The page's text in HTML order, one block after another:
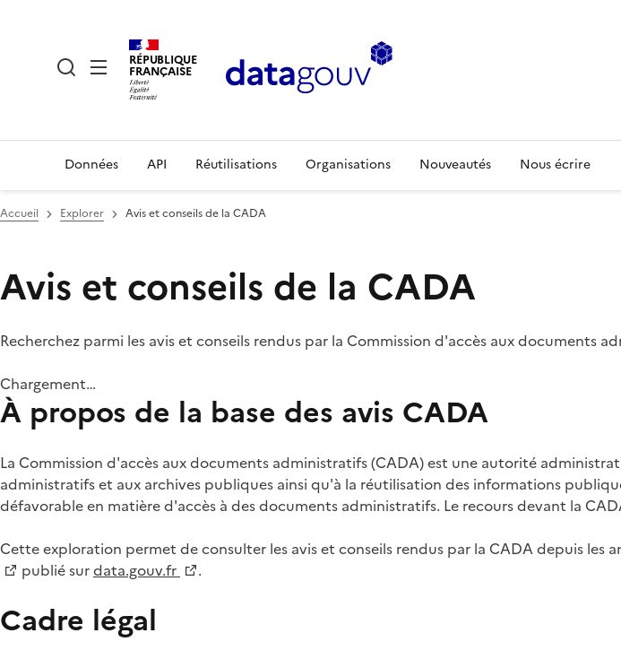
RÉPUBLIQUE
FRANÇAISE
Données API Réutilisations Organisations Nouveautés Nous écrire
Accueil Explorer Avis et conseils de la CADA
Avis et conseils de la CADA
Recherchez parmi les avis et conseils rendus par la Commission d'accès aux documents
Chargement…
À propos de la base des avis CADA
La Commission d'accès aux documents administratifs (CADA) est une autorité
administratifs et aux archives publiques ainsi qu'à la réutilisation des informations
défavorable en matière d'accès à des documents administratifs. Le recours devant la
Cette exploration permet de consulter les avis et conseils rendus par la CADA depuis les
publié surdata.gouv.fr .
Cadre légal